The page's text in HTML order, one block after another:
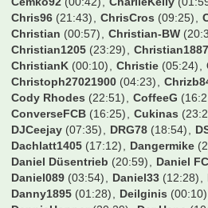
Cemko92 (00:42) CharlieKelly
Chris96 (21:43) ChrisCros (09:25)
Christian (00:57) Christian-BW
Christian1205 (23:29) Christian1887
ChristianK (00:10) Christie (05:24)
Christoph27021900 (04:23)
Cody Rhodes (22:51) CoffeeG
ConverseFCB (16:25) Cukinas
DJCeejay (07:35) DRG78 (18:54)
Dachlatt1405 (17:12) Dangermike
Daniel Düsentrieb (20:59) Daniel
Daniel089 (03:54) Daniel33 (12:28)
Danny1895 (01:28) Deilginis (00:10)